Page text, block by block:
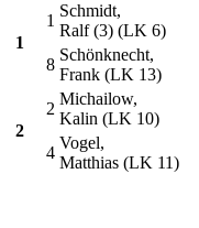
1
1
Schmidt,
Ralf (3) (LK 6)
8
Schönknecht,
Frank (LK 13)
2
2
Michailow,
Kalin (LK 10)
4
Vogel,
Matthias (LK 11)